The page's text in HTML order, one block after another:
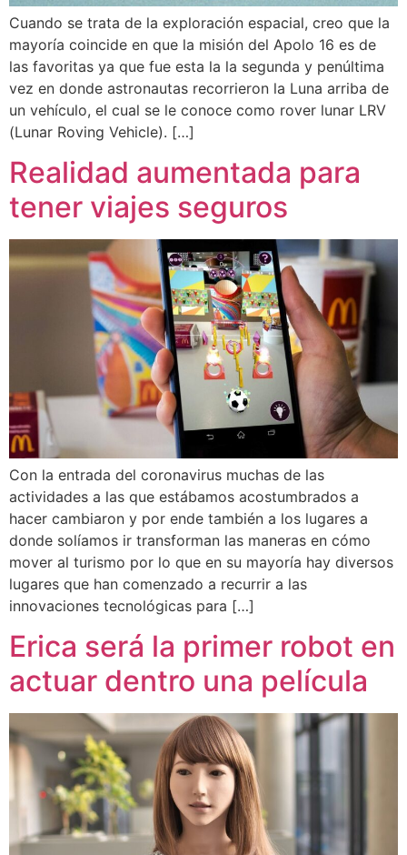
Cuando se trata de la exploración espacial, creo que la
mayoría coincide en que la misión del Apolo 16 es de
las favoritas ya que fue esta la la segunda y penúltima
vez en donde astronautas recorrieron la Luna arriba de
un vehículo, el cual se le conoce como rover lunar LRV
(Lunar Roving Vehicle). […]
Realidad aumentada para
tener viajes seguros
Con la entrada del coronavirus muchas de las
actividades a las que estábamos acostumbrados a
hacer cambiaron y por ende también a los lugares a
donde solíamos ir transforman las maneras en cómo
mover al turismo por lo que en su mayoría hay diversos
lugares que han comenzado a recurrir a las
innovaciones tecnológicas para […]
Erica será la primer robot en
actuar dentro una película